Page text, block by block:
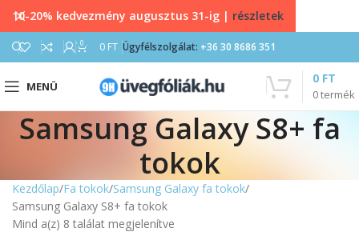
0 0 FT Ügyfélszolgálat: +36 30 8686 351
MENÜ
0termék
0 FT
Samsung Galaxy S8+ fa
tokok
Kezdőlap Fa tokok Samsung Galaxy fa tokok
Samsung Galaxy S8+ fa tokok
Mind a(z) 8 találat megjelenítve
10-20% kedvezmény augusztus 31-ig | részletek